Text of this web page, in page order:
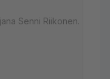
Senni Riikonen.